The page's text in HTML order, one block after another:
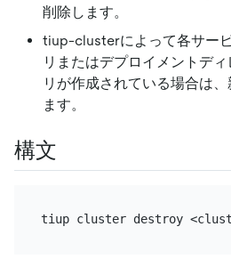
削除します。
tiup-clusterによって各サー
リまたはデプロイメントデ
リが作成されている場合は
ます。
構文